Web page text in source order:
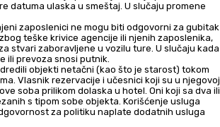
datuma ulaska u smeštaj. U slučaju promene
zaposlenici ne mogu biti odgovorni za gubitak
teške krivice agencije ili njenih zaposlenika,
stvari zaboravljene u vozilu ture. U slučaju kada
ili prevoza snosi putnik.
objekti netačni (kao što je starost) tokom
Vlasnik rezervacije i učesnici koji su u njegovoj
soba prilikom dolaska u hotel. Oni koji sa dva ili
s tipom sobe objekta. Korišćenje usluga
za politiku naplate dodatnih usluga